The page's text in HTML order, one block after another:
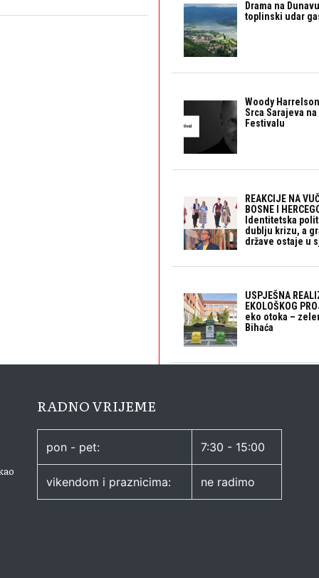
Drama na
toplinski udar
Woody
Srca Sarajeva
Festivalu
REAKCIJE NA
BOSNE I
Identitetska
dublju krizu, a
države ostaje u
USPJEŠNA
EKOLOŠKOG
eko otoka –
Bihaća
RADNO VRIJEME
pon - pet: 7:30 - 15:00
vikendom i praznicima: ne radimo